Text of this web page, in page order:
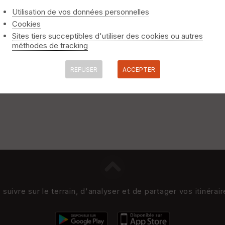
sur le terrain, d'analyser et de partager vos
Utilisation de vos données personnelles
Cookies
Sites tiers succeptibles d'utiliser des cookies ou autres
méthodes de tracking
REFUSER ACCEPTER